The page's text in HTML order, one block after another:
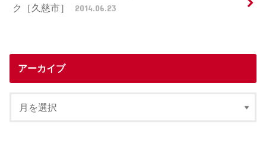
ク［久慈市］
2014.06.23
アーカイブ